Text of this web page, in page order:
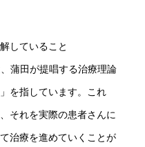
していること
蒲田が提唱する治療理論
を指しています。これ
それを実際の患者さんに
治療を進めていくことが